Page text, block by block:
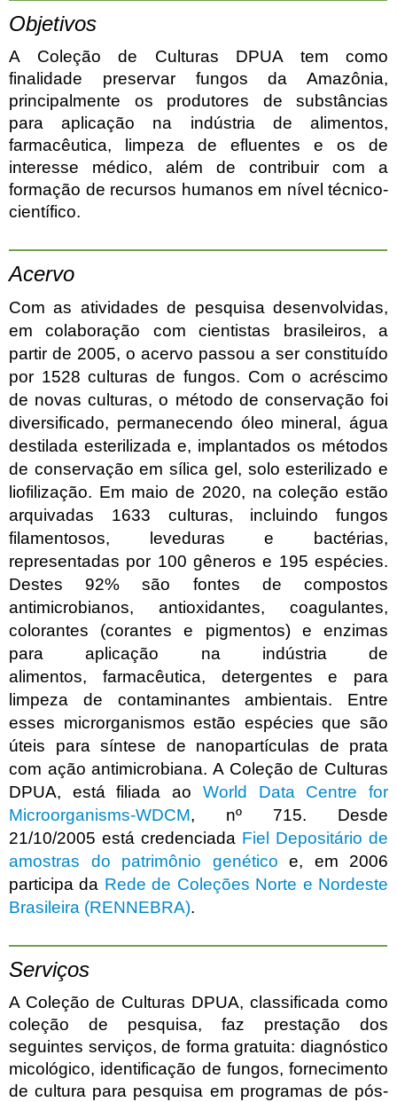
Objetivos
A Coleção de Culturas DPUA tem como
finalidade preservar fungos da Amazônia,
principalmente os produtores de substâncias
para aplicação na indústria de alimentos,
farmacêutica, limpeza de efluentes e os de
interesse médico, além de contribuir com a
formação de recursos humanos em nível técnico-
científico.
Acervo
Com as atividades de pesquisa desenvolvidas,
em colaboração com cientistas brasileiros, a
partir de 2005, o acervo passou a ser constituído
por 1528 culturas de fungos. Com o acréscimo
de novas culturas, o método de conservação foi
diversificado, permanecendo óleo mineral, água
destilada esterilizada e, implantados os métodos
de conservação em sílica gel, solo esterilizado e
liofilização. Em maio de 2020, na coleção estão
arquivadas 1633 culturas, incluindo fungos
filamentosos, leveduras e bactérias,
representadas por 100 gêneros e 195 espécies.
Destes 92% são fontes de compostos
antimicrobianos, antioxidantes, coagulantes,
colorantes (corantes e pigmentos) e enzimas
para aplicação na indústria de
alimentos, farmacêutica, detergentes e para
limpeza de contaminantes ambientais. Entre
esses microrganismos estão espécies que são
úteis para síntese de nanopartículas de prata
com ação antimicrobiana. A Coleção de Culturas
DPUA, está filiada ao World Data Centre for
Microorganisms-WDCM, nº 715. Desde
21/10/2005 está credenciada Fiel Depositário de
amostras do patrimônio genético e, em 2006
participa da Rede de Coleções Norte e Nordeste
Brasileira (RENNEBRA).
Serviços
A Coleção de Culturas DPUA, classificada como
coleção de pesquisa, faz prestação dos
seguintes serviços, de forma gratuita: diagnóstico
micológico, identificação de fungos, fornecimento
de cultura para pesquisa em programas de pós-